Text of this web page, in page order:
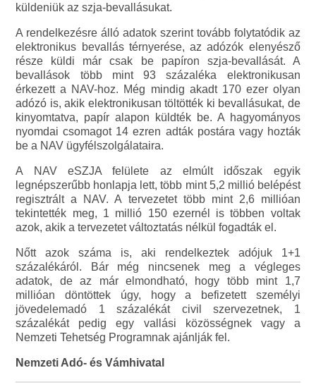
küldeniük az szja-bevallásukat.
A rendelkezésre álló adatok szerint tovább folytatódik az
elektronikus bevallás térnyerése, az adózók elenyésző
része küldi már csak be papíron szja-bevallását. A
bevallások több mint 93 százaléka elektronikusan
érkezett a NAV-hoz. Még mindig akadt 170 ezer olyan
adózó is, akik elektronikusan töltötték ki bevallásukat, de
kinyomtatva, papír alapon küldték be. A hagyományos
nyomdai csomagot 14 ezren adták postára vagy hozták
be a NAV ügyfélszolgálataira.
A NAV eSZJA felülete az elmúlt időszak egyik
legnépszerűbb honlapja lett, több mint 5,2 millió belépést
regisztrált a NAV. A tervezetet több mint 2,6 millióan
tekintették meg, 1 millió 150 ezernél is többen voltak
azok, akik a tervezetet változtatás nélkül fogadták el.
Nőtt azok száma is, aki rendelkeztek adójuk 1+1
százalékáról. Bár még nincsenek meg a végleges
adatok, de az már elmondható, hogy több mint 1,7
millióan döntöttek úgy, hogy a befizetett személyi
jövedelemadó 1 százalékát civil szervezetnek, 1
százalékát pedig egy vallási közösségnek vagy a
Nemzeti Tehetség Programnak ajánlják fel.
Nemzeti Adó- és Vámhivatal